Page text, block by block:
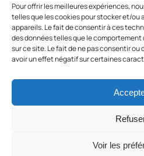
Pour offrir les meilleures expériences,
telles que les cookies pour stocker et/ou
appareils. Le fait de consentir à ces
des données telles que le comportement
sur ce site. Le fait de ne pas consentir
avoir un effet négatif sur certaines
Voir les
Ordre national des
Politique de cookies (UE)
Mentions